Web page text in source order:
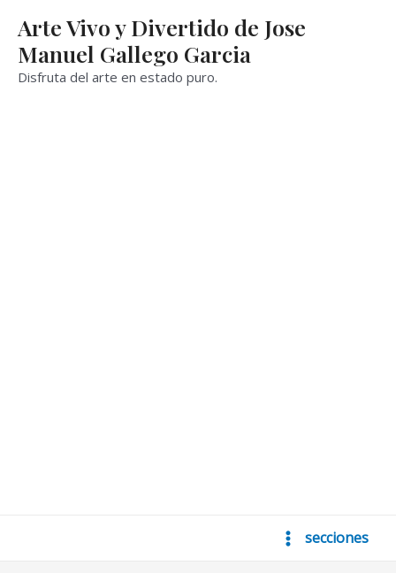
contenido
Arte Vivo y Divertido de Jose
Manuel Gallego Garcia
Disfruta del arte en estado puro.
Main
secciones